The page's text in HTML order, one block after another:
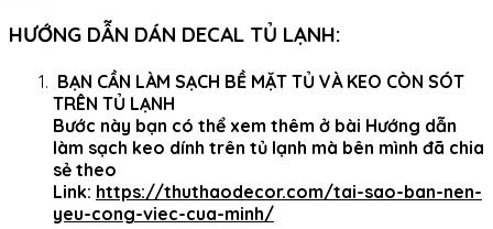
HƯỚNG DẪN DÁN DECAL TỦ LẠNH:
BẠN CẦN LÀM SẠCH BỀ MẶT TỦ VÀ KEO CÒN SÓT
TRÊN TỦ LẠNH
Bước này bạn có thể xem thêm ở bài Hướng dẫn
làm sạch keo dính trên tủ lạnh mà bên mình đã chia
sẻ theo
Link: https://thuthaodecor.com/tai-sao-ban-nen-
yeu-cong-viec-cua-minh/